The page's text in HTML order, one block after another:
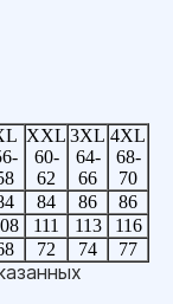
XXL
60-
62
3XL
64-
66
4XL
68-
70
84 86
86
111 113
116
72 74 77